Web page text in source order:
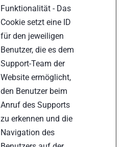
Funktionalität - Das
Cookie setzt eine ID
für den jeweiligen
Benutzer, die es dem
Support-Team der
Website ermöglicht,
den Benutzer beim
Anruf des Supports
zu erkennen und die
Navigation des